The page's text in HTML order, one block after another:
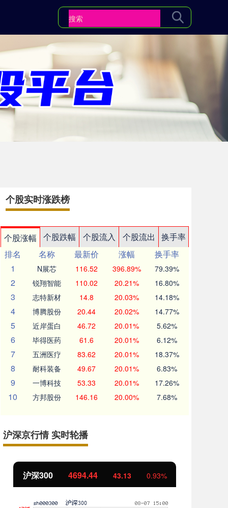
个股实时涨跌榜
个股涨幅 个股跌幅 个股流入 个股流出
换手率
排名
名称 最新价 涨幅
换手率
1
N展芯 116.52 396.89% 79.39%
2 锐翔智能 110.02 20.21% 16.80%
3 志特新材 14.8 20.03% 14.18%
4 博腾股份 20.44 20.02% 14.77%
5 近岸蛋白 46.72 20.01% 5.62%
6 毕得医药 61.6 20.01% 6.12%
7 五洲医疗 83.62 20.01% 18.37%
8 耐科装备 49.67 20.01% 6.83%
9 一博科技 53.33 20.01% 17.26%
10 方邦股份 146.16 20.00% 7.68%
沪深京行情 实时轮播
北证50 1134.24 11.37 1.01%